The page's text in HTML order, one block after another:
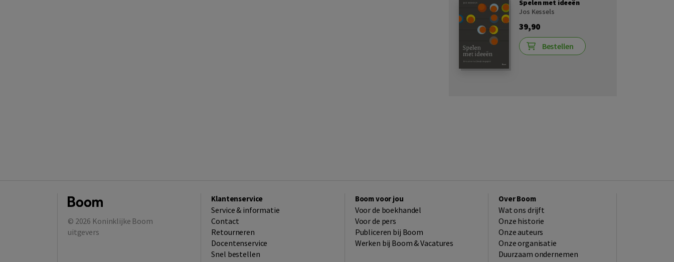
Spelen met ideeën
Jos Kessels
39,90
Bestellen
© 2026 Koninklijke Boom
uitgevers
Klantenservice
Service & informatie
Contact
Retourneren
Docentenservice
Snel bestellen
Boom voor jou
Voor de boekhandel
Voor de pers
Publiceren bij Boom
Werken bij Boom & Vacatures
Over Boom
Wat ons drijft
Onze historie
Onze auteurs
Onze organisatie
Duurzaam ondernemen